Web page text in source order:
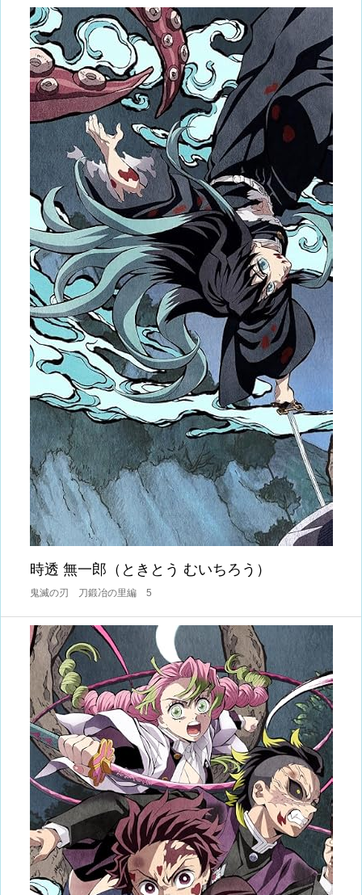
時透 無一郎（ときとう むいちろう）
鬼滅の刃 刀鍛冶の里編 5